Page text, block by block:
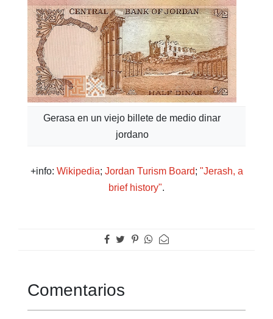
Gerasa en un viejo billete de medio dinar
jordano
+info: Wikipedia; Jordan Turism Board; "Jerash, a
brief history".
Comentarios